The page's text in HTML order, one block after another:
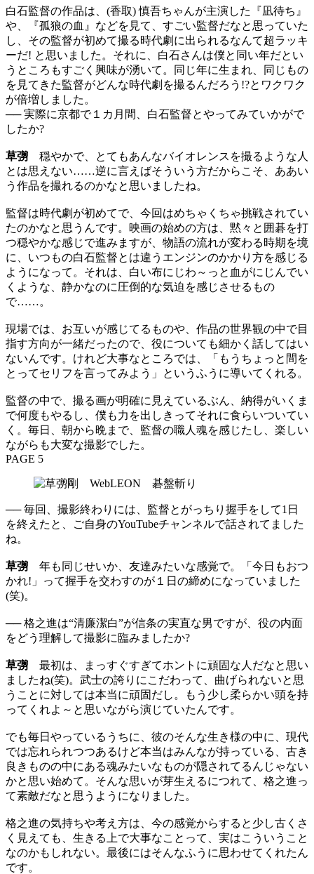
白石監督の作品は、(香取) 慎吾ちゃんが主演した『凪待ち』
や、『孤狼の血』などを見て、すごい監督だなと思っていた
し、その監督が初めて撮る時代劇に出られるなんて超ラッキ
ーだ! と思いました。それに、白石さんは僕と同い年だとい
うところもすごく興味が湧いて。同じ年に生まれ、同じもの
を見てきた監督がどんな時代劇を撮るんだろう!?とワクワク
が倍増しました。
── 実際に京都で１カ月間、白石監督とやってみていかがで
したか?
草彅 穏やかで、とてもあんなバイオレンスを撮るような人
とは思えない……逆に言えばそういう方だからこそ、ああい
う作品を撮れるのかなと思いましたね。
監督は時代劇が初めてで、今回はめちゃくちゃ挑戦されてい
たのかなと思うんです。映画の始めの方は、黙々と囲碁を打
つ穏やかな感じで進みますが、物語の流れが変わる時期を境
に、いつもの白石監督とは違うエンジンのかかり方を感じる
ようになって。それは、白い布にじわ～っと血がにじんでい
くような、静かなのに圧倒的な気迫を感じさせるもの
で……。
現場では、お互いが感じてるものや、作品の世界観の中で目
指す方向が一緒だったので、役についても細かく話してはい
ないんです。けれど大事なところでは、「もうちょっと間を
とってセリフを言ってみよう」というふうに導いてくれる。
監督の中で、撮る画が明確に見えているぶん、納得がいくま
で何度もやるし、僕も力を出しきってそれに食らいついてい
く。毎日、朝から晩まで、監督の職人魂を感じたし、楽しい
ながらも大変な撮影でした。
PAGE 5
── 毎回、撮影終わりには、監督とがっちり握手をして1日
を終えたと、ご自身のYouTubeチャンネルで話されてました
ね。
草彅 年も同じせいか、友達みたいな感覚で。「今日もおつ
かれ!」って握手を交わすのが１日の締めになっていました
(笑)。
── 格之進は“清廉潔白”が信条の実直な男ですが、役の内面
をどう理解して撮影に臨みましたか?
草彅 最初は、まっすぐすぎてホントに頑固な人だなと思い
ましたね(笑)。武士の誇りにこだわって、曲げられないと思
うことに対しては本当に頑固だし。もう少し柔らかい頭を持
ってくれよ～と思いながら演じていたんです。
でも毎日やっているうちに、彼のそんな生き様の中に、現代
では忘れられつつあるけど本当はみんなが持っている、古き
良きものの中にある魂みたいなものが隠されてるんじゃない
かと思い始めて。そんな思いが芽生えるにつれて、格之進っ
て素敵だなと思うようになりました。
格之進の気持ちや考え方は、今の感覚からすると少し古くさ
く見えても、生きる上で大事なことって、実はこういうこと
なのかもしれない。最後にはそんなふうに思わせてくれたん
です。